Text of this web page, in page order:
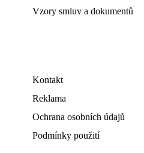
Vzory smluv a dokumentů
Kontakt
Reklama
Ochrana osobních údajů
Podmínky použití